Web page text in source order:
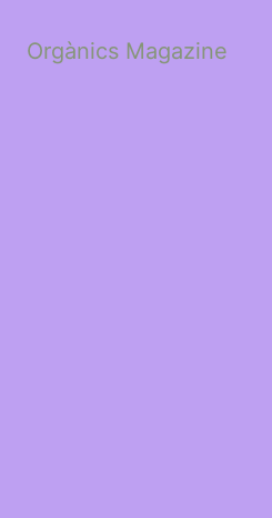
Orgànics Magazine